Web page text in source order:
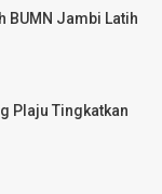
BUMN Jambi Latih
Plaju Tingkatkan